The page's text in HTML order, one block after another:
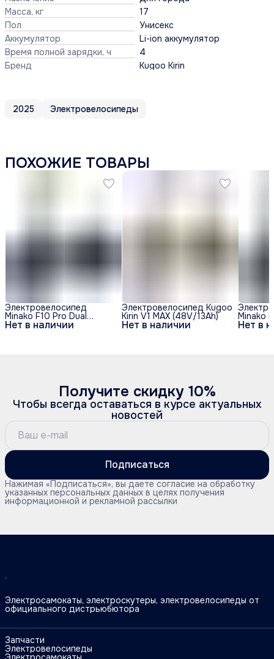
Масса, кг
17
Пол
Унисекс
Аккумулятор
Li-ion аккумулятор
Время полной зарядки, ч
4
Бренд
Kugoo Kirin
2025 Электровелосипеды
ПОХОЖИЕ ТОВАРЫ
Нет в наличии
Электровелосипед
Minako F10 Pro Dual
48V/20Ah (полный Нет в наличии
Электровелосипед Kugoo
Kirin V1 MAX (48V/13Ah)
Нет в
Minako
48V/
Получите скидку 10%
Чтобы всегда оставаться в курсе актуальных
новостей
Подписаться
Нажимая «Подписаться», вы даете согласие на обработку
указанных персональных данных в целях получения
информационной и рекламной рассылки
Электросамокаты, электроскутеры, электровелосипеды от
официального дистрьюбютора
Запчасти
Электровелосипеды